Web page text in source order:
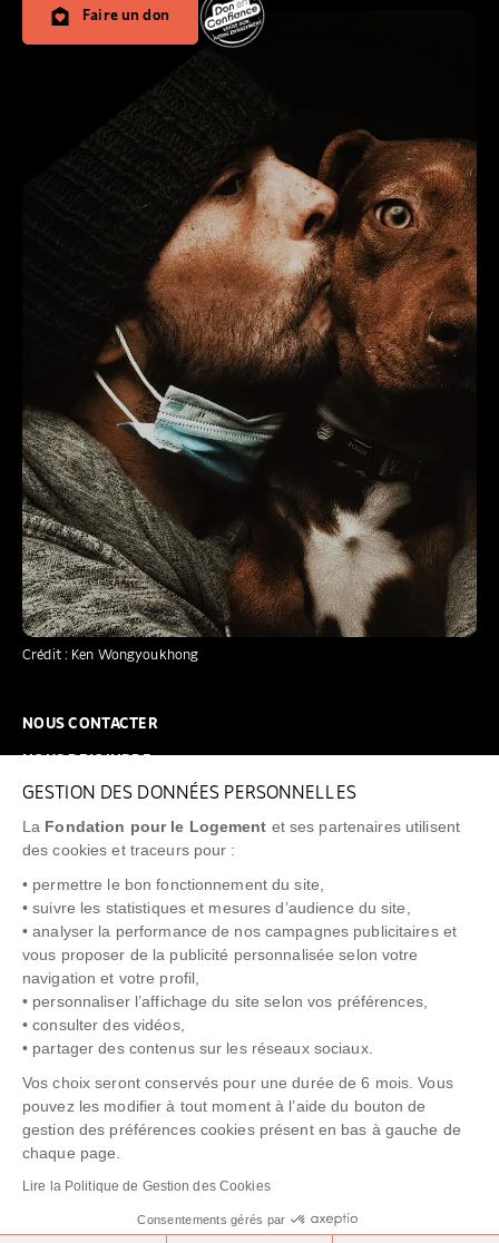
GESTION DES DONNÉES PERSONNELLES
La Fondation pour le Logement et ses partenaires utilisent
des cookies et traceurs pour :
• permettre le bon fonctionnement du site,
• suivre les statistiques et mesures d’audience du site,
• analyser la performance de nos campagnes publicitaires et
vous proposer de la publicité personnalisée selon votre
navigation et votre profil,
• personnaliser l’affichage du site selon vos préférences,
• consulter des vidéos,
• partager des contenus sur les réseaux sociaux.
Vos choix seront conservés pour une durée de 6 mois. Vous
pouvez les modifier à tout moment à l’aide du bouton de
gestion des préférences cookies présent en bas à gauche de
chaque page.
Lire la Politique de Gestion des Cookies
Consentements gérés par
Crédit : Ken Wongyoukhong
Faire un don
NOUS CONTACTER
FAQ
NEWSLETTER
"Allô Prévention Expulsion" 0805 299 049
POLITIQUE COOKIES CRÉDITS